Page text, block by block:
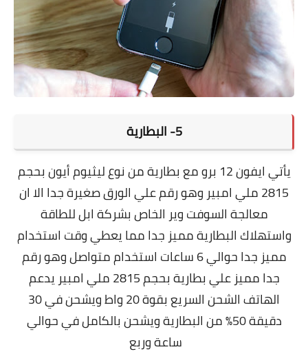
5- البطارية
يأتي
ايفون 12 برو مع بطارية من نوع ليثيوم أيون بحجم
2815 ملي امبير وهو رقم علي الورق صغيرة جدا الا ان
معالجة السوفت وير الخاص بشركة ابل للطاقة
واستهلاك البطارية مميز جدا مما يعطي وقت استخدام
مميز جدا حوالي 6 ساعات استخدام متواصل وهو رقم
جدا مميز علي بطارية بحجم 2815 ملي امبير يدعم
الهاتف الشحن السريع بقوة 20 واط ويشحن في 30
دقيقة 50٪ من البطارية ويشحن بالكامل في حوالي
ساعة وربع